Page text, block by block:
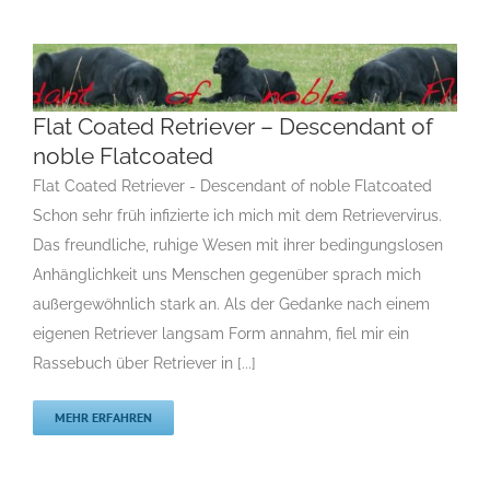
Flat Coated Retriever – Descendant of noble
Flatcoated
F Gruppe 8 Gruppe 8-Sektion 1
Flatcoated Retriever Gruppe 8-Sektion 1-Flatcoated
Landesgruppe Retriever
Rassehunde Standard
Flat Coated Retriever – Descendant of
noble Flatcoated
Flat Coated Retriever - Descendant of noble Flatcoated
Schon sehr früh infizierte ich mich mit dem Retrievervirus.
Das freundliche, ruhige Wesen mit ihrer bedingungslosen
Anhänglichkeit uns Menschen gegenüber sprach mich
außergewöhnlich stark an. Als der Gedanke nach einem
eigenen Retriever langsam Form annahm, fiel mir ein
Rassebuch über Retriever in [...]
MEHR ERFAHREN